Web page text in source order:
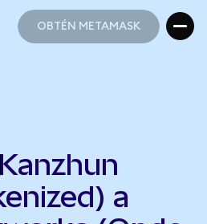
OBTÉN METAMASK
a